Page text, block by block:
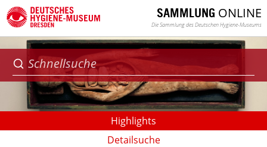
SAMMLUNG ONLINE
Die Sammlung des Deutschen Hygiene-Museums
Highlights
Detailsuche